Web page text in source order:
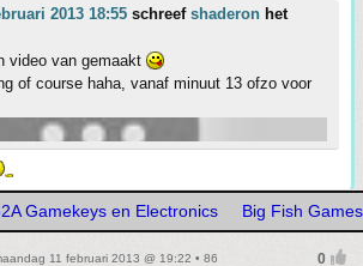
2013 18:55 schreef shaderon het
video van gemaakt
of course haha, vanaf minuut 13 ofzo voor
Gamekeys en Electronics Big Fish Games
11 februari 2013 @ 19:22 • 86